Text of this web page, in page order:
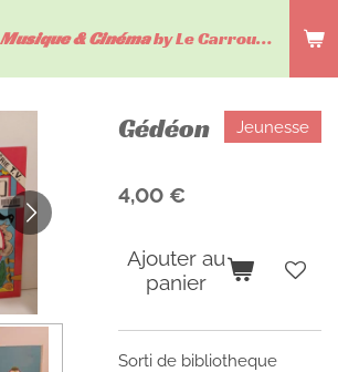
& Cinémaby Le Carrousel du livre
Gédéon Jeunesse
4,00 €
Ajouter au
panier
Sorti de bibliotheque